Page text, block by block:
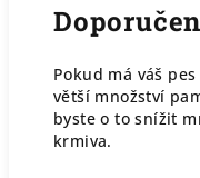
Pokud má váš
větší množství
byste o to snížit
krmiva.